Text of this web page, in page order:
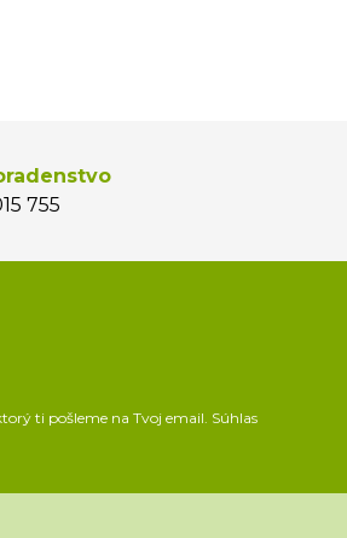
755
ti pošleme na Tvoj email. Súhlas